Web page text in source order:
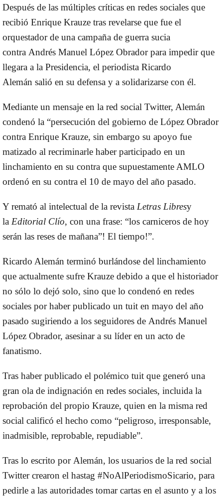
Después de las múltiples críticas en redes sociales que
recibió Enrique Krauze tras revelarse que fue el
orquestador de una campaña de guerra sucia
contra Andrés Manuel López Obradorpara impedir que
llegara a la Presidencia, el periodista Ricardo
Alemán salió en su defensa y a solidarizarse con él.
Mediante un mensaje en la red social Twitter, Alemán
condenó la “persecución del gobierno de López Obrador
contra Enrique Krauze, sin embargo su apoyo fue
matizado al recriminarle haber participado en un
linchamiento en su contra que supuestamente AMLO
ordenó en su contra el 10 de mayo del año pasado.
Y remató al intelectual de la revista Letras Libresy
la Editorial Clío, con una frase: “los carniceros de hoy
serán las reses de mañana”! El tiempo!”.
Ricardo Alemán terminó burlándose del linchamiento
que actualmente sufre Krauze debido a que el historiador
no sólo lo dejó solo, sino que lo condenó en redes
sociales por haber publicado un tuit en mayo del año
pasado sugiriendo a los seguidores de Andrés Manuel
López Obrador, asesinar a su líder en un acto de
fanatismo.
Tras haber publicado el polémico tuit que generó una
gran ola de indignación en redes sociales, incluida la
reprobación del propio Krauze, quien en la misma red
social calificó el hecho como “peligroso, irresponsable,
inadmisible, reprobable, repudiable”.
Tras lo escrito por Alemán, los usuarios de la red social
Twitter crearon el hastag #NoAlPeriodismoSicario, para
pedirle a las autoridades tomar cartas en el asunto y a los